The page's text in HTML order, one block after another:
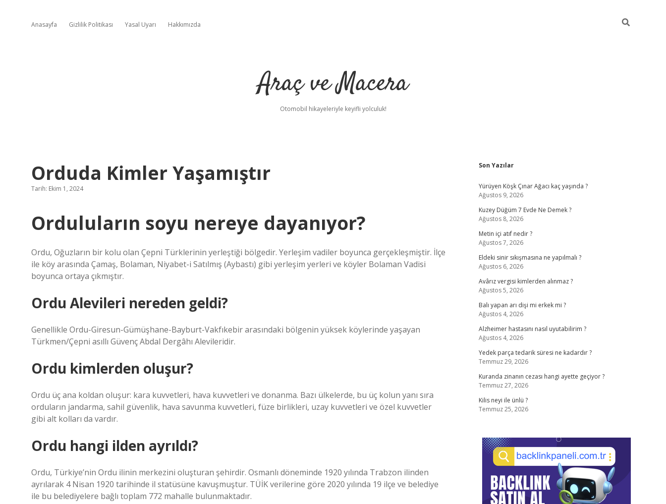
Anasayfa Gizlilik Politikası Yasal Uyarı Hakkımızda
Araç ve Macera
Otomobil hikayeleriyle keyifli yolculuk!
Orduda Kimler Yaşamıştır
Tarih: Ekim 1, 2024
Orduluların soyu nereye dayanıyor?
Ordu, Oğuzların bir kolu olan Çepni Türklerinin yerleştiği bölgedir. Yerleşim vadiler boyunca gerçekleşmiştir. İlçe
ile köy arasında Çamaş, Bolaman, Niyabet-i Satılmış (Aybastı) gibi yerleşim yerleri ve köyler Bolaman Vadisi
boyunca ortaya çıkmıştır.
Ordu Alevileri nereden geldi?
Genellikle Ordu-Giresun-Gümüşhane-Bayburt-Vakfıkebir arasındaki bölgenin yüksek köylerinde yaşayan
Türkmen/Çepni asıllı Güvenç Abdal Dergâhı Alevileridir.
Ordu kimlerden oluşur?
Ordu üç ana koldan oluşur: kara kuvvetleri, hava kuvvetleri ve donanma. Bazı ülkelerde, bu üç kolun yanı sıra
orduların jandarma, sahil güvenlik, hava savunma kuvvetleri, füze birlikleri, uzay kuvvetleri ve özel kuvvetler
gibi alt kolları da vardır.
Ordu hangi ilden ayrıldı?
Ordu, Türkiye’nin Ordu ilinin merkezini oluşturan şehirdir. Osmanlı döneminde 1920 yılında Trabzon ilinden
ayrılarak 4 Nisan 1920 tarihinde il statüsüne kavuşmuştur. TÜİK verilerine göre 2020 yılında 19 ilçe ve belediye
ile bu belediyelere bağlı toplam 772 mahalle bulunmaktadır.
Sidebar
Son Yazılar
Yürüyen Köşk Çınar Ağacı kaç yaşında ?
Ağustos 9, 2026
Kuzey Düğüm 7 Evde Ne Demek ?
Ağustos 8, 2026
Metin içi atıf nedir ?
Ağustos 7, 2026
Eldeki sinir sıkışmasına ne yapılmalı ?
Ağustos 6, 2026
Avârız vergisi kimlerden alınmaz ?
Ağustos 5, 2026
Balı yapan arı dişi mi erkek mi ?
Ağustos 4, 2026
Alzheimer hastasını nasıl uyutabilirim ?
Ağustos 4, 2026
Yedek parça tedarik süresi ne kadardır ?
Temmuz 29, 2026
Kuranda zinanın cezası hangi ayette geçiyor ?
Temmuz 27, 2026
Kilis neyi ile ünlü ?
Temmuz 25, 2026